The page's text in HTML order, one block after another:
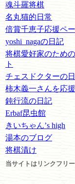
魂斗羅将棋
名丸猫的日常
倍賞千恵子応援ペ
yoshi_nagaの日記
将棋愛好家のため
ト
チェスドクターの
柿木義一さんを応
鈍行流の日記
Erbaf昆虫館
きいちゃん’s high
湯本のブログ
将棋漬け
当サイトはリンクフリ